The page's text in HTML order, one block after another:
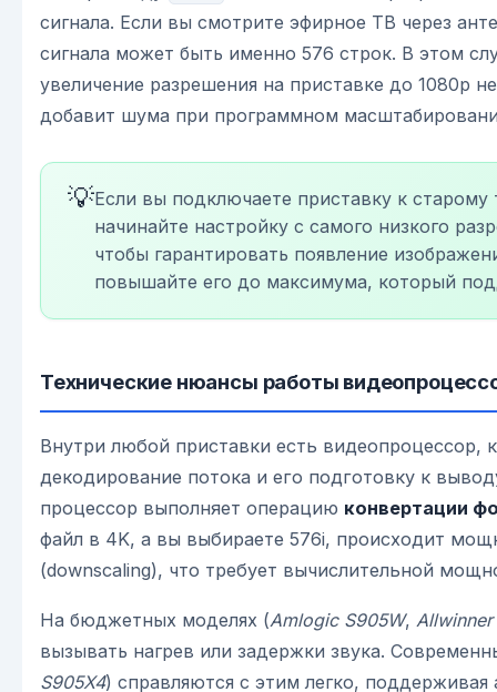
сигнала. Если вы смотрите эфирное ТВ через
сигнала может быть именно 576 строк. В этом
увеличение разрешения на приставке до 1080p
добавит шума при программном
💡Если вы подключаете приставку к старому
начинайте настройку с самого низкого
чтобы гарантировать появление
повышайте его до максимума, который
Технические нюансы работы
Внутри любой приставки есть видеопроцессор,
декодирование потока и его подготовку к
процессор выполняет операцию конвертации
файл в 4K, а вы выбираете 576i, происходит
(downscaling), что требует вычислительной
На бюджетных моделях (Amlogic S905W,
вызывать нагрев или задержки звука.
S905X4) справляются с этим легко, поддерживая